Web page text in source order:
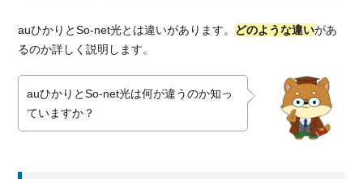
auひかりとSo-net光とは違いがあります。 どのような違いがあ
るのか詳しく説明します。
auひかりとSo-net光は何が違うのか知っ
ていますか？